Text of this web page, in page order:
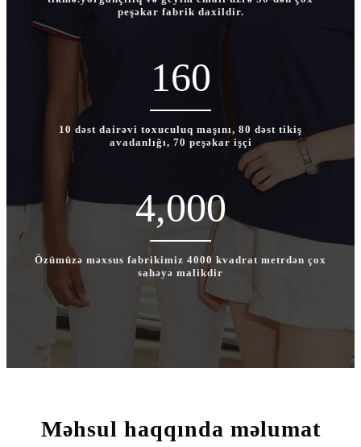
peşəkar fabrik daxildir.
160
10 dəst dairəvi toxuculuq maşını, 80 dəst tikiş
avadanlığı, 70 peşəkar işçi
4,000
Özümüzə məxsus fabrikimiz 4000 kvadrat metrdən çox
sahəyə malikdir
Məhsul haqqında məlumat